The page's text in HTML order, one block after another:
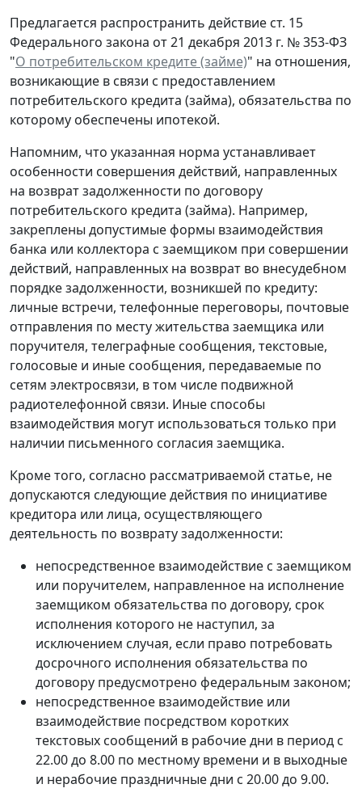
Предлагается распространить действие ст. 15
Федерального закона от 21 декабря 2013 г. № 353-ФЗ
"О потребительском кредите (займе)" на отношения,
возникающие в связи с предоставлением
потребительского кредита (займа), обязательства по
которому обеспечены ипотекой.
Напомним, что указанная норма устанавливает
особенности совершения действий, направленных
на возврат задолженности по договору
потребительского кредита (займа). Например,
закреплены допустимые формы взаимодействия
банка или коллектора с заемщиком при совершении
действий, направленных на возврат во внесудебном
порядке задолженности, возникшей по кредиту:
личные встречи, телефонные переговоры, почтовые
отправления по месту жительства заемщика или
поручителя, телеграфные сообщения, текстовые,
голосовые и иные сообщения, передаваемые по
сетям электросвязи, в том числе подвижной
радиотелефонной связи. Иные способы
взаимодействия могут использоваться только при
наличии письменного согласия заемщика.
Кроме того, согласно рассматриваемой статье, не
допускаются следующие действия по инициативе
кредитора или лица, осуществляющего
деятельность по возврату задолженности:
непосредственное взаимодействие с заемщиком
или поручителем, направленное на исполнение
заемщиком обязательства по договору, срок
исполнения которого не наступил, за
исключением случая, если право потребовать
досрочного исполнения обязательства по
договору предусмотрено федеральным законом;
непосредственное взаимодействие или
взаимодействие посредством коротких
текстовых сообщений в рабочие дни в период с
22.00 до 8.00 по местному времени и в выходные
и нерабочие праздничные дни с 20.00 до 9.00.